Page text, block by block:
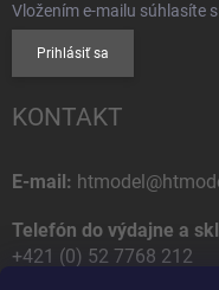
Vložením e-mailu súhlasíte s
Prihlásiť sa
KONTAKT
E-mail:
Telefón do výdajne a
+421 (0) 52 7768 212